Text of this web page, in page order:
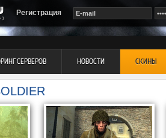
Регистрация
СЕРВЕРОВ НОВОСТИ СКИНЫ